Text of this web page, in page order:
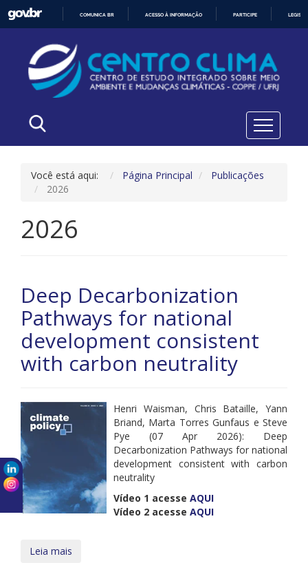
O
CONTEÚDO
COMUNICA BR ACESSO À INFORMAÇÃO PARTICIPE
Você está aqui: Página Principal
Publicações
2026
2026
Deep Decarbonization
Pathways for national
development consistent
with carbon neutrality
Henri Waisman, Chris Bataille, Yann
Briand, Marta Torres Gunfaus e Steve
Pye (07 Apr 2026): Deep
Decarbonization Pathways for national
development consistent with carbon
neutrality
Vídeo 1 acesse AQUI
Vídeo 2 acesse AQUI
Leia mais